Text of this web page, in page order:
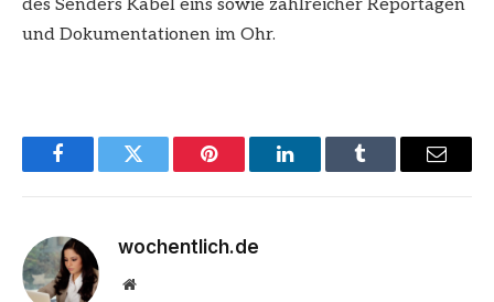
des Senders Kabel eins sowie zahlreicher Reportagen
und Dokumentationen im Ohr.
FacebookTwitter Pinterest LinkedInTumblr Email
wochentlich.de
Website